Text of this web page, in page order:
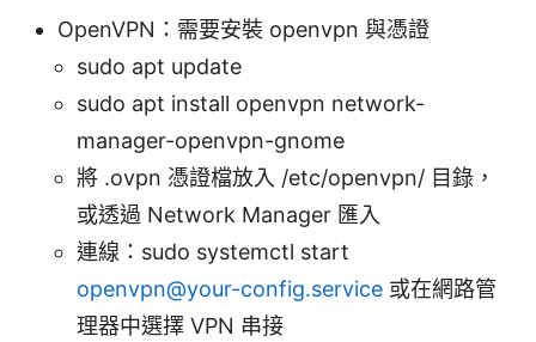
OpenVPN：需要安裝 openvpn 與憑證
sudo apt update
sudo apt install openvpn network-
manager-openvpn-gnome
將 .ovpn 憑證檔放入 /etc/openvpn/ 目錄，
或透過 Network Manager 匯入
連線：sudo systemctl start
openvpn@your-config.service 或在網路管
理器中選擇 VPN 串接